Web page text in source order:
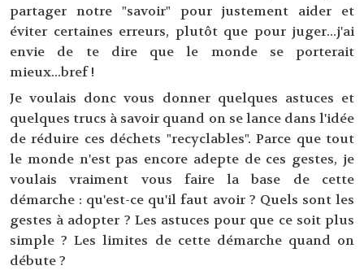
partager notre "savoir" pour justement aider et
éviter certaines erreurs, plutôt que pour juger...j'ai
envie de te dire que le monde se porterait
mieux...bref !
Je voulais donc vous donner quelques astuces et
quelques trucs à savoir quand on se lance dans l'idée
de réduire ces déchets "recyclables". Parce que tout
le monde n'est pas encore adepte de ces gestes, je
voulais vraiment vous faire la base de cette
démarche : qu'est-ce qu'il faut avoir ? Quels sont les
gestes à adopter ? Les astuces pour que ce soit plus
simple ? Les limites de cette démarche quand on
débute ?